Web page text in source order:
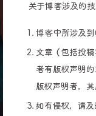
关于博客涉及的技
博客中所涉及到
文章（包括投
者有版权声明
版权声明者，其
如有侵权，请及